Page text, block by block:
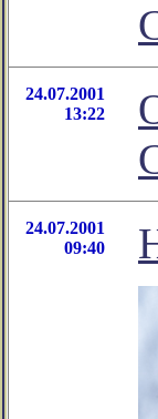
24.07.2001
13:22
24.07.2001
09:40